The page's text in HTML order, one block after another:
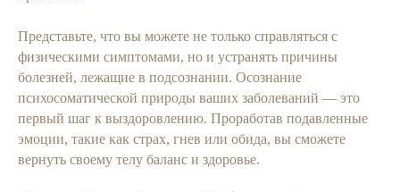
Представьте, что вы можете не только справляться с
физическими симптомами, но и устранять причины
болезней, лежащие в подсознании. Осознание
психосоматической природы ваших заболеваний — это
первый шаг к выздоровлению. Проработав подавленные
эмоции, такие как страх, гнев или обида, вы сможете
вернуть своему телу баланс и здоровье.